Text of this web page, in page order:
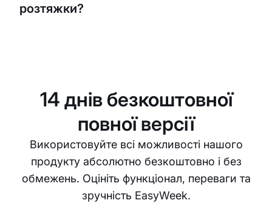
розтяжки?
налаштований так, щоб відповідати вашим
конкретним потребам і допомагати вашому
бізнесу працювати більш ефективно.
14 днів безкоштовної
повної версії
Використовуйте всі можливості нашого
продукту абсолютно безкоштовно і без
обмежень. Оцініть функціонал, переваги та
зручність EasyWeek.